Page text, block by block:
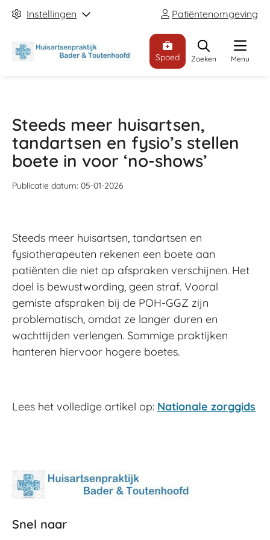
Instellingen Patiëntenomgeving
Menu
Spoed Zoeken
Steeds meer huisartsen,
tandartsen en fysio’s stellen
boete in voor ‘no-shows’
Publicatie datum: 05-01-2026
Steeds meer huisartsen, tandartsen en
fysiotherapeuten rekenen een boete aan
patiënten die niet op afspraken verschijnen. Het
doel is bewustwording, geen straf. Vooral
gemiste afspraken bij de POH-GGZ zijn
problematisch, omdat ze langer duren en
wachttijden verlengen. Sommige praktijken
hanteren hiervoor hogere boetes.
Lees het volledige artikel op: Nationale zorggids
Snel naar